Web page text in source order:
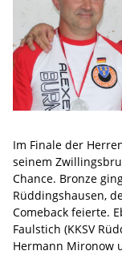
Im Finale der
seinem
Chance. Bronze
Rüddingshausen,
Comeback feierte.
Faulstich (KKSV
Hermann Mironow